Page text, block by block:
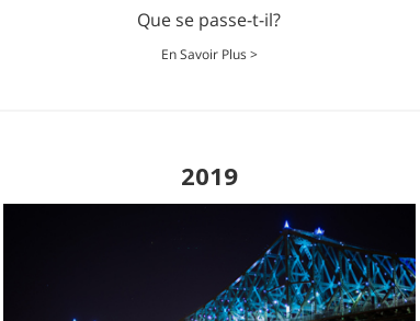
Que se passe-t-il?
En Savoir Plus >
2019